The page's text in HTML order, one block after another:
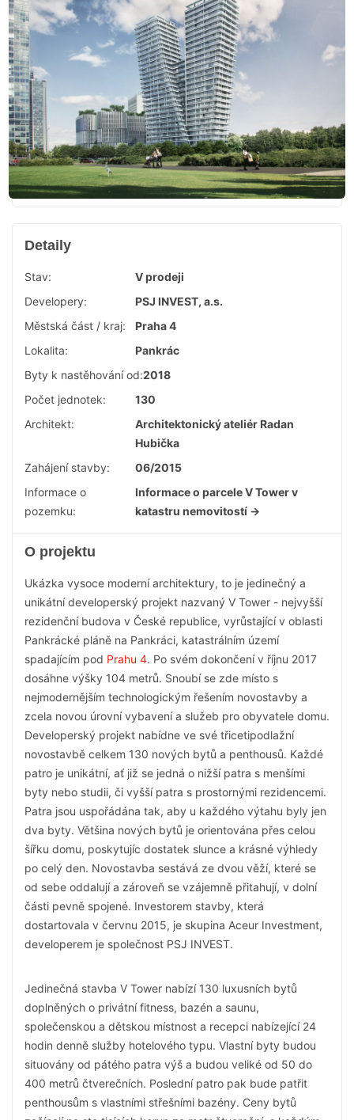
Detaily
Stav:
V prodeji
Developery:
PSJ INVEST, a.s.
Městská část / kraj:
Praha 4
Lokalita:
Pankrác
Byty k nastěhování od:2018
Počet jednotek:
130
Architekt:
Architektonický ateliér Radan
Hubička
Zahájení stavby:
06/2015
Informace o
pozemku:
Informace o parcele V Tower v
katastru nemovitostí →
O projektu
Ukázka vysoce moderní architektury, to je jedinečný a
unikátní developerský projekt nazvaný V Tower - nejvyšší
rezidenční budova v České republice, vyrůstající v oblasti
Pankrácké pláně na Pankráci, katastrálním území
spadajícím pod Prahu 4. Po svém dokončení v říjnu 2017
dosáhne výšky 104 metrů. Snoubí se zde místo s
nejmodernějším technologickým řešením novostavby a
zcela novou úrovní vybavení a služeb pro obyvatele domu.
Developerský projekt nabídne ve své třicetipodlažní
novostavbě celkem 130 nových bytů a penthousů. Každé
patro je unikátní, ať již se jedná o nižší patra s menšími
byty nebo studii, či vyšší patra s prostornými rezidencemi.
Patra jsou uspořádána tak, aby u každého výtahu byly jen
dva byty. Většina nových bytů je orientována přes celou
šířku domu, poskytujíc dostatek slunce a krásné výhledy
po celý den. Novostavba sestává ze dvou věží, které se
od sebe oddalují a zároveň se vzájemně přitahují, v dolní
části pevně spojené. Investorem stavby, která
dostartovala v červnu 2015, je skupina Aceur Investment,
developerem je společnost PSJ INVEST.
Jedinečná stavba V Tower nabízí 130 luxusních bytů
doplněných o privátní fitness, bazén a saunu,
společenskou a dětskou místnost a recepci nabízející 24
hodin denně služby hotelového typu. Vlastní byty budou
situovány od pátého patra výš a budou veliké od 50 do
400 metrů čtverečních. Poslední patro pak bude patřit
penthousům s vlastními střešními bazény. Ceny bytů